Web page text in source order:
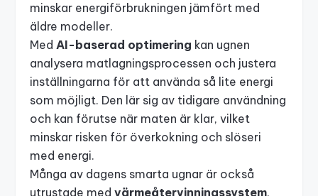
minskar energiförbrukningen jämfört med
äldre modeller.
MedAI-baserad optimering kan ugnen
analysera matlagningsprocessen och justera
inställningarna för att använda så lite energi
som möjligt. Den lär sig av tidigare användning
och kan förutse när maten är klar, vilket
minskar risken för överkokning och slöseri
med energi.
Många av dagens smarta ugnar är också
utrustade medvärmeåtervinningssystem.